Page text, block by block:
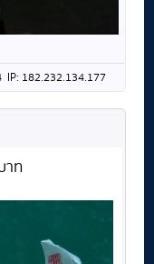
IP: 182.232.134.177
าท